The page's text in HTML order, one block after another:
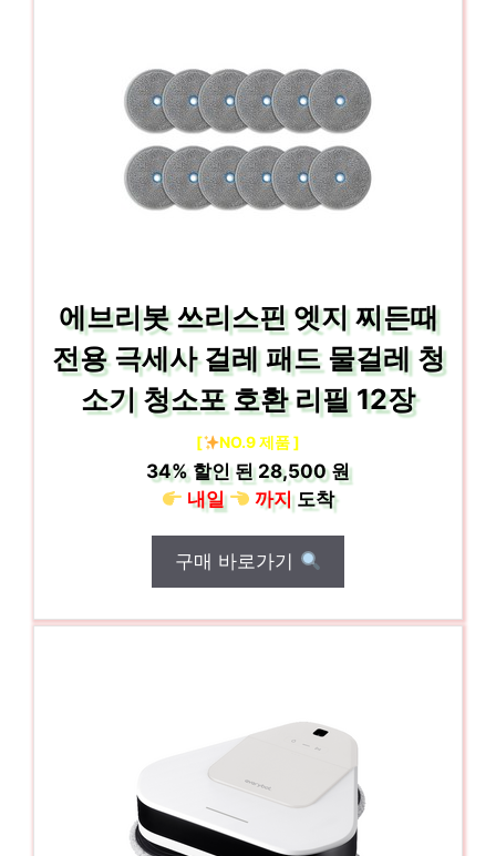
에브리봇 쓰리스핀 엣지 찌든때
전용 극세사 걸레 패드 물걸레 청
소기 청소포 호환 리필 12장
[ NO.9 제품 ]
34%할인 된28,500 원
내일
까지도착
구매 바로가기